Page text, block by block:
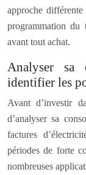
approche
programmation du
avant tout achat.
Analyser sa
identifier les
Avant d’investir
d’analyser sa
factures
périodes de forte
nombreuses